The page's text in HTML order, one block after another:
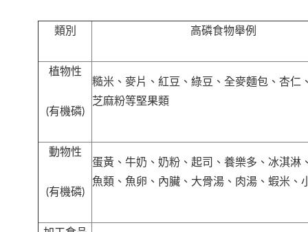
類別 高磷食物舉例
植物性
(有機磷)
糙米、麥片、紅豆、綠豆、全麥麵包、杏仁
芝麻粉等堅果類
動物性
(有機磷)
蛋黃、牛奶、奶粉、起司、養樂多、冰淇淋
魚類、魚卵、內臟、大骨湯、肉湯、蝦米、